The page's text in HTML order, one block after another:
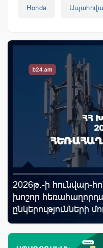
Honda
2026թ.-ի հունվար-
խոշոր
ընկերությունների
աճել է 8.66%-ով